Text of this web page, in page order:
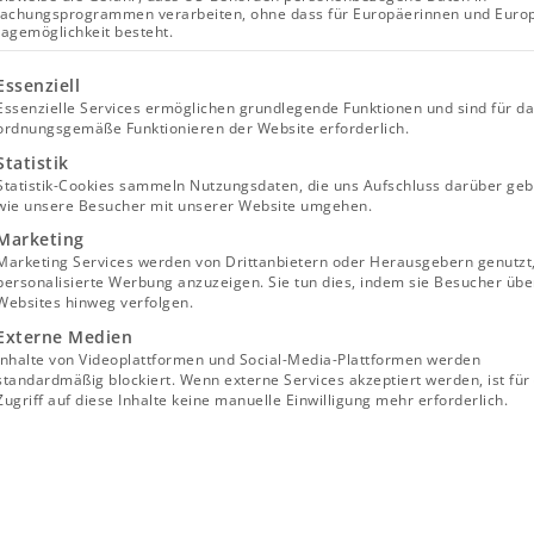
verarbeiten, ohne dass für Europäerinnen und
besteht.
eine Liste der Service-Gruppen, für die eine
Services ermöglichen grundlegende Funktionen und sind für
Funktionieren der Website erforderlich.
Cookies sammeln Nutzungsdaten, die uns Aufschluss darüber
unsere Besucher mit unserer Website umgehen.
Services werden von Drittanbietern oder Herausgebern
Werbung anzuzeigen. Sie tun dies, indem sie Besucher
hinweg verfolgen.
Medien
von Videoplattformen und Social-Media-Plattformen werden
blockiert. Wenn externe Services akzeptiert werden, ist für
auf diese Inhalte keine manuelle Einwilligung mehr erforderlich.